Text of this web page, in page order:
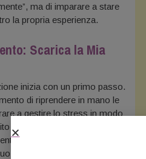
ma di imparare a stare
la propria esperienza.
Scarica la Mia
inizia con un primo passo.
di riprendere in mano le
a gestire lo stress in modo
a scaricare la mia
pratici e consigli utili per
rapporto con lo stress.